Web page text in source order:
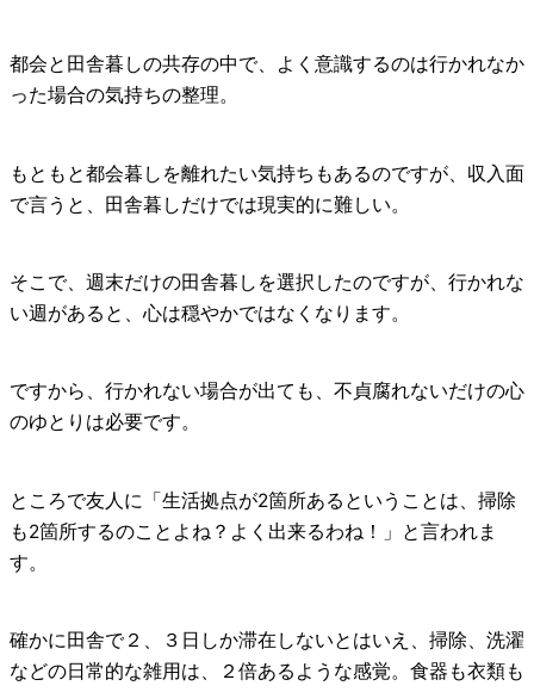
都会と田舎暮しの共存の中で、よく意識するのは行かれなか
った場合の気持ちの整理。
もともと都会暮しを離れたい気持ちもあるのですが、収入面
で言うと、田舎暮しだけでは現実的に難しい。
そこで、週末だけの田舎暮しを選択したのですが、行かれな
い週があると、心は穏やかではなくなります。
ですから、行かれない場合が出ても、不貞腐れないだけの心
のゆとりは必要です。
ところで友人に「生活拠点が2箇所あるということは、掃除
も2箇所するのことよね？よく出来るわね！」と言われま
す。
確かに田舎で２、３日しか滞在しないとはいえ、掃除、洗濯
などの日常的な雑用は、２倍あるような感覚。食器も衣類も